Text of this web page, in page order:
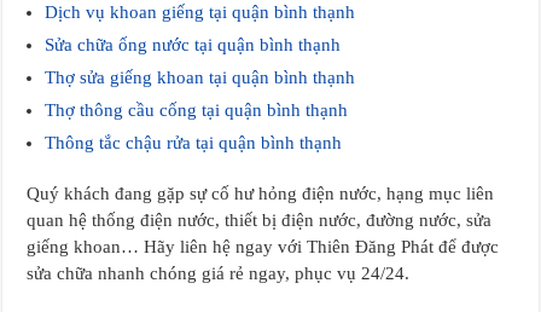
Dịch vụ khoan giếng tại quận bình thạnh
Sửa chữa ống nước tại quận bình thạnh
Thợ sửa giếng khoan tại quận bình thạnh
Thợ thông cầu cống tại quận bình thạnh
Thông tắc chậu rửa tại quận bình thạnh
Quý khách đang gặp sự cố hư hỏng điện nước, hạng mục liên
quan hệ thống điện nước, thiết bị điện nước, đường nước, sửa
giếng khoan… Hãy liên hệ ngay với Thiên Đăng Phát để được
sửa chữa nhanh chóng giá rẻ ngay, phục vụ 24/24.